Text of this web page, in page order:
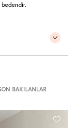
BAKILANLAR